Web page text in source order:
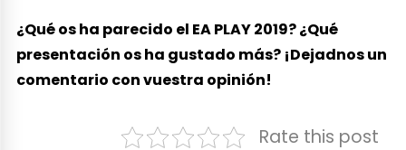
¿Qué os ha parecido el EA PLAY 2019? ¿Qué
presentación os ha gustado más? ¡Dejadnos un
comentario con vuestra opinión!
Rate this post